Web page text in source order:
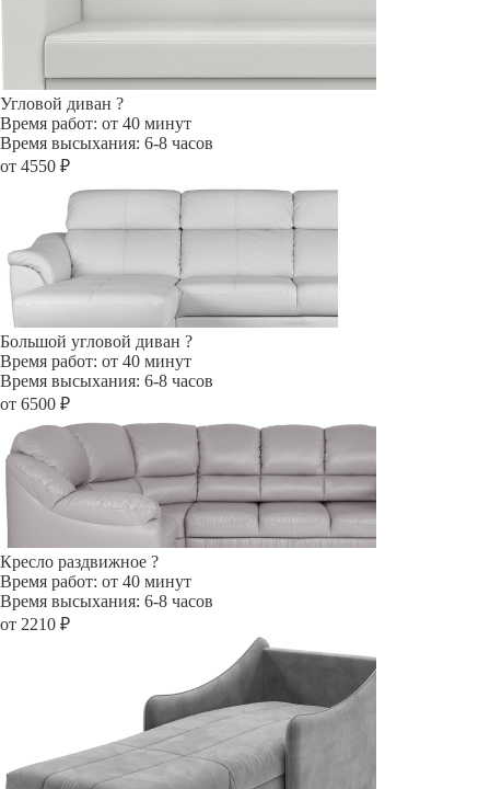
Угловой диван ?
Время работ: от 40 минут
Время высыхания: 6-8 часов
от 4550 ₽
Большой угловой диван ?
Время работ: от 40 минут
Время высыхания: 6-8 часов
от 6500 ₽
Кресло раздвижное ?
Время работ: от 40 минут
Время высыхания: 6-8 часов
от 2210 ₽